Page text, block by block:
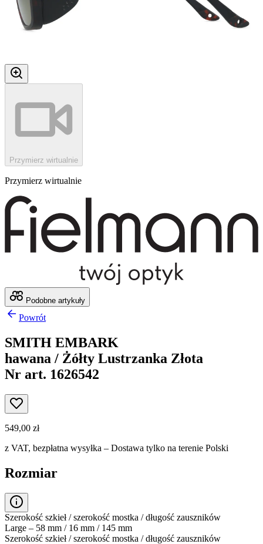
Przymierz wirtualnie
Przymierz wirtualnie
Podobne artykuły
Powrót
SMITH EMBARK
hawana / Żółty Lustrzanka Złota
Nr art. 1626542
549,00 zł
z VAT, bezpłatna wysyłka – Dostawa tylko na terenie Polski
Rozmiar
Szerokość szkieł / szerokość mostka / długość zauszników
Large – 58 mm / 16 mm / 145 mm
Szerokość szkieł / szerokość mostka / długość zauszników